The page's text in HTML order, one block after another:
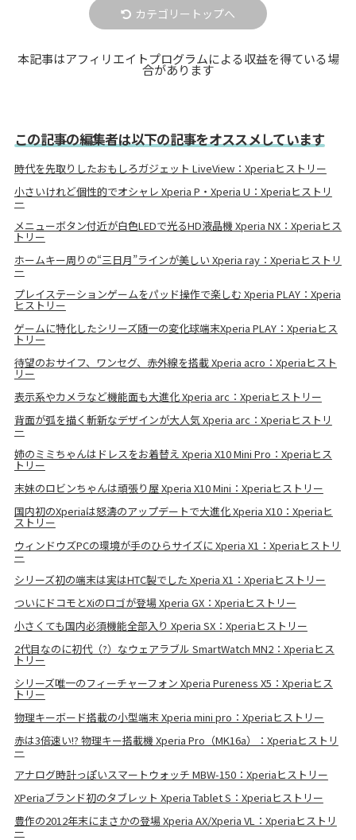
カテゴリートップへ
本記事はアフィリエイトプログラムによる収益を得ている場
合があります
この記事の編集者は以下の記事をオススメしています
時代を先取りしたおもしろガジェット LiveView：Xperiaヒストリー
小さいけれど個性的でオシャレ Xperia P・Xperia U：Xperiaヒストリ
ー
メニューボタン付近が白色LEDで光るHD液晶機 Xperia NX：Xperiaヒス
トリー
ホームキー周りの“三日月”ラインが美しい Xperia ray：Xperiaヒストリ
ー
プレイステーションゲームをパッド操作で楽しむ Xperia PLAY：Xperia
ヒストリー
ゲームに特化したシリーズ随一の変化球端末Xperia PLAY：Xperiaヒス
トリー
待望のおサイフ、ワンセグ、赤外線を搭載 Xperia acro：Xperiaヒスト
リー
表示系やカメラなど機能面も大進化 Xperia arc：Xperiaヒストリー
背面が弧を描く斬新なデザインが大人気 Xperia arc：Xperiaヒストリ
ー
姉のミミちゃんはドレスをお着替え Xperia X10 Mini Pro：Xperiaヒス
トリー
末妹のロビンちゃんは頑張り屋 Xperia X10 Mini：Xperiaヒストリー
国内初のXperiaは怒濤のアップデートで大進化 Xperia X10：Xperiaヒ
ストリー
ウィンドウズPCの環境が手のひらサイズに Xperia X1：Xperiaヒストリ
ー
シリーズ初の端末は実はHTC製でした Xperia X1：Xperiaヒストリー
ついにドコモとXiのロゴが登場 Xperia GX：Xperiaヒストリー
小さくても国内必須機能全部入り Xperia SX：Xperiaヒストリー
2代目なのに初代（?）なウェアラブル SmartWatch MN2：Xperiaヒス
トリー
シリーズ唯一のフィーチャーフォン Xperia Pureness X5：Xperiaヒス
トリー
物理キーボード搭載の小型端末 Xperia mini pro：Xperiaヒストリー
赤は3倍速い!? 物理キー搭載機 Xperia Pro（MK16a）：Xperiaヒストリ
ー
アナログ時計っぽいスマートウォッチ MBW-150：Xperiaヒストリー
XPeriaブランド初のタブレット Xperia Tablet S：Xperiaヒストリー
豊作の2012年末にまさかの登場 Xperia AX/Xperia VL：Xperiaヒストリ
ー